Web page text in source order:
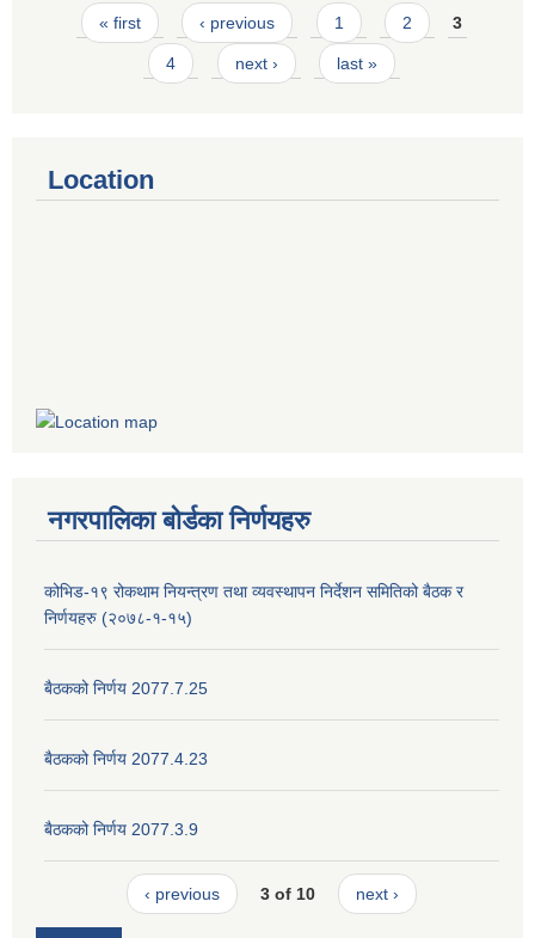
Pages
« first ‹ previous 1 2 3
4 next › last »
Location
नगरपालिका बोर्डका निर्णयहरु
कोभिड-१९ रोकथाम नियन्त्रण तथा व्यवस्थापन निर्देशन समितिको बैठक र
निर्णयहरु (२०७८-१-१५)
बैठकको निर्णय 2077.7.25
बैठकको निर्णय 2077.4.23
बैठकको निर्णय 2077.3.9
‹ previous 3 of 10 next ›